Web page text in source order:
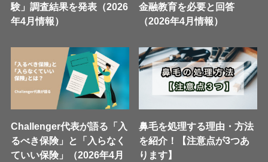
験」調査結果を発表（2026
年4月情報）
金融教育を必要と回答
（2026年4月情報）
Challenger代表が語る「入
るべき保険」と「入らなく
ていい保険」（2026年4月
鼻毛を処理する理由・方法
を紹介！【注意点が3つあ
ります】